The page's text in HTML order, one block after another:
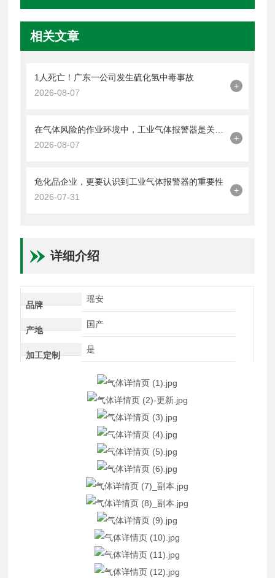
相关文章
1人死亡！广东一公司发生硫化氢中毒事故
2026-08-07
+
2026-08-07
+
危化品企业，更要认识到工业气体报警器的重要性
2026-07-31
+
详细介绍
品牌
瑶安
产地
国产
加工定制
是